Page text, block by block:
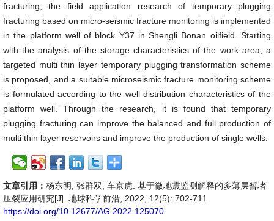
fracturing, the field application research of temporary plugging
fracturing based on micro-seismic fracture monitoring is implemented
in the platform well of block Y37 in Shengli Bonan oilfield. Starting
with the analysis of the storage characteristics of the work area, a
targeted multi thin layer temporary plugging transformation scheme
is proposed, and a suitable microseismic fracture monitoring scheme
is formulated according to the well distribution characteristics of the
platform well. Through the research, it is found that temporary
plugging fracturing can improve the balanced and full production of
multi thin layer reservoirs and improve the production of single wells.
文章引用： 杨东明, 张群双, 车京虎. 基于微地震监测解释的多薄层暂堵
压裂应用研究[J]. 地球科学前沿, 2022, 12(5): 702-711.
https://doi.org/10.12677/AG.2022.125070